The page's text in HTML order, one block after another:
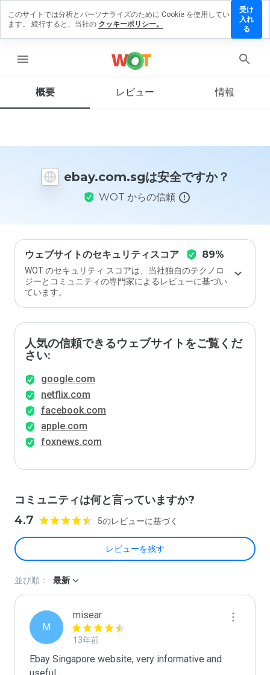
menu
概要 レビュー 情報
ebay.com.sgは安全ですか？
WOT からの信頼
ウェブサイトのセキュリティスコア 89%
WOT のセキュリティ スコアは、当社独自のテクノロ
ジーとコミュニティの専門家によるレビューに基づい
ています。
人気の信頼できるウェブサイトをご覧くだ
さい:
google.com
netflix.com
facebook.com
apple.com
foxnews.com
コミュニティは何と言っていますか?
4.7 5のレビューに基づく
レビューを残す
ビュー
す
この
イト
価し
ます
か？
並び順： 最新
M
misear
13年前
Ebay Singapore website, very informative and
このサイトでは分析とパーソナライズのために Cookie を使用してい
ます。 続行すると、当社の クッキーポリシー。
受け
入れ
る